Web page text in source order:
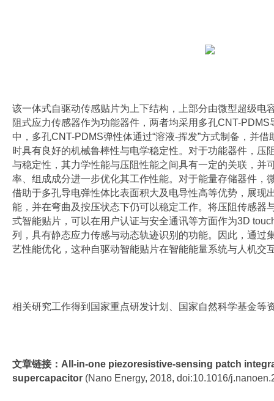
该一体式自驱动传感贴片为上下结构，上部分由微型超级电
阻式应力传感器作为功能器件，两者均采用多孔CNT-
中，多孔CNT-PDMS弹性体通过“溶液-挥发”方式制备，并
时具有良好的机械鲁棒性与电学稳定性。对于功能器件，压
与稳定性，其力学性能与压阻性能之间具有一定的关联，并
率、组成成分进一步优化其工作性能。对于能量存储器件，
借助于多孔导电弹性体比表面积大及电导性高等优势，展现
能，并在弯曲及按压状态下仍可以稳定工作。将压阻传感器
式智能贴片，可以在用户认证与安全通讯等方面作为3D
列，具有静态应力传感与动态轨迹识别的功能。因此，通过
艺性能优化，这种自驱动智能贴片在智能能量系统与人机交
相关研究工作得到国家重点研发计划、国家自然科学基金等
文章链接： All-in-one piezoresistive-sensing patch
supercapacitor (Nano Energy, 2018, doi:10.1016/